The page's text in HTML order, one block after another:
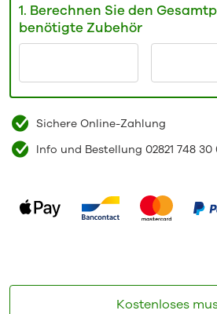
Sichere Online-Zahlung
Info und Bestellung 02821 748 30
Kostenloses
1. Berechnen Sie den
benötigte Zubehör